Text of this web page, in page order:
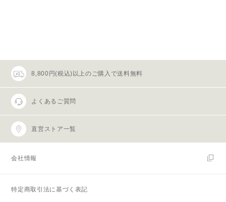
8,800円(税込)以上のご購入で送料無料
よくあるご質問
直営ストア一覧
会社情報
特定商取引法に基づく表記